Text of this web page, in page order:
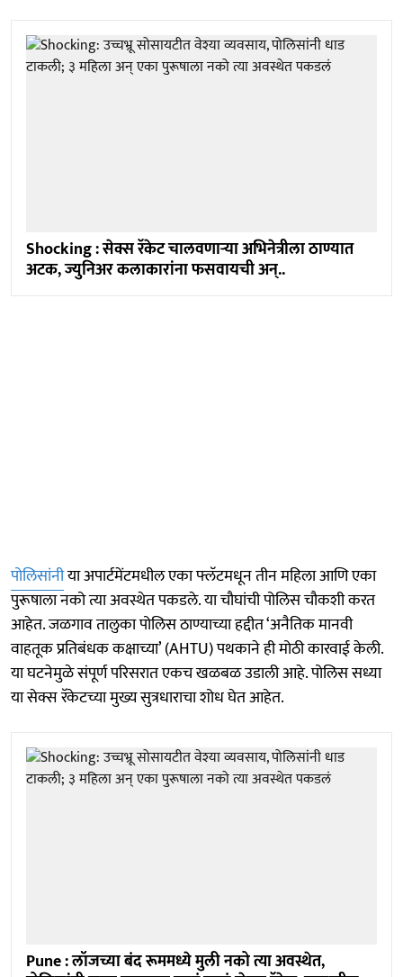
Shocking : सेक्स रॅकेट चालवणाऱ्या अभिनेत्रीला ठाण्यात
अटक, ज्युनिअर कलाकारांना फसवायची अन्..
पोलिसांनीया अपार्टमेंटमधील एका फ्लॅटमधून तीन महिला आणि एका
पुरूषाला नको त्या अवस्थेत पकडले. या चौघांची पोलिस चौकशी करत
आहेत. जळगाव तालुका पोलिस ठाण्याच्या हद्दीत ‘अनैतिक मानवी
वाहतूक प्रतिबंधक कक्षाच्या’ (AHTU) पथकाने ही मोठी कारवाई केली.
या घटनेमुळे संपूर्ण परिसरात एकच खळबळ उडाली आहे. पोलिस सध्या
या सेक्स रॅकेटच्या मुख्य सुत्रधाराचा शोध घेत आहेत.
Pune : लॉजच्या बंद रूममध्ये मुली नको त्या अवस्थेत,